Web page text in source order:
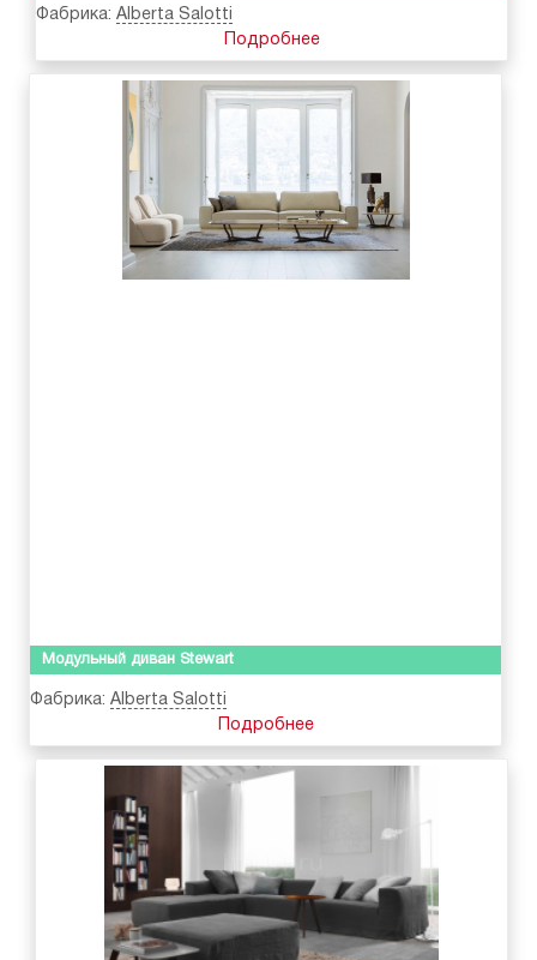
Фабрика: Alberta Salotti
Подробнее
Модульный диван Stewart
Фабрика: Alberta Salotti
Подробнее